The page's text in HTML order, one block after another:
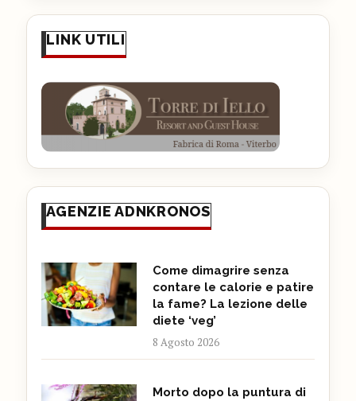
LINK UTILI
AGENZIE ADNKRONOS
Come dimagrire senza
contare le calorie e patire
la fame? La lezione delle
diete ‘veg’
8 Agosto 2026
Morto dopo la puntura di